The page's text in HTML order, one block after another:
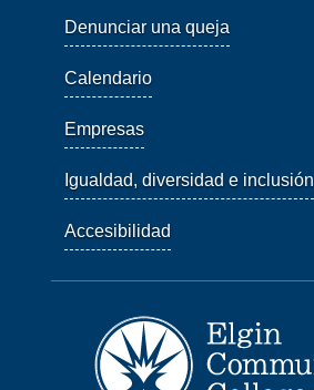
Denunciar una queja
Calendario
Empresas
Igualdad, diversidad e inclusión
Accesibilidad